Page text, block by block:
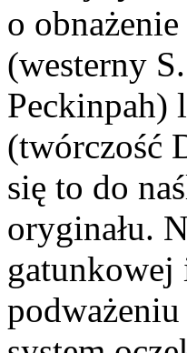
o
(westerny
Peckinpah)
(twórczość
się to do
oryginału.